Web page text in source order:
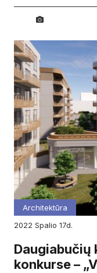
Architektūra
2022
spalio 17d.
Daugiabučių
konkurse –